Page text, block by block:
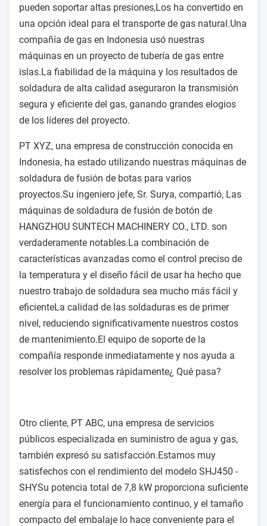
pueden soportar altas presiones,Los ha convertido en
una opción ideal para el transporte de gas natural.Una
compañía de gas en Indonesia usó nuestras
máquinas en un proyecto de tubería de gas entre
islas.La fiabilidad de la máquina y los resultados de
soldadura de alta calidad aseguraron la transmisión
segura y eficiente del gas, ganando grandes elogios
de los líderes del proyecto.
PT XYZ, una empresa de construcción conocida en
Indonesia, ha estado utilizando nuestras máquinas de
soldadura de fusión de botas para varios
proyectos.Su ingeniero jefe, Sr. Surya, compartió, Las
máquinas de soldadura de fusión de botón de
HANGZHOU SUNTECH MACHINERY CO., LTD. son
verdaderamente notables.La combinación de
características avanzadas como el control preciso de
la temperatura y el diseño fácil de usar ha hecho que
nuestro trabajo de soldadura sea mucho más fácil y
eficienteLa calidad de las soldaduras es de primer
nivel, reduciendo significativamente nuestros costos
de mantenimiento.El equipo de soporte de la
compañía responde inmediatamente y nos ayuda a
resolver los problemas rápidamente¿ Qué pasa?
Otro cliente, PT ABC, una empresa de servicios
públicos especializada en suministro de agua y gas,
también expresó su satisfacción.Estamos muy
satisfechos con el rendimiento del modelo SHJ450 -
SHYSu potencia total de 7,8 kW proporciona suficiente
energía para el funcionamiento continuo, y el tamaño
compacto del embalaje lo hace conveniente para el